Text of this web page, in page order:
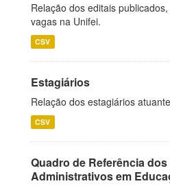
Relação dos editais
vagas na Unifei.
CSV
Estagiários
Relação dos estagiários
CSV
Quadro de Referência
Administrativos em